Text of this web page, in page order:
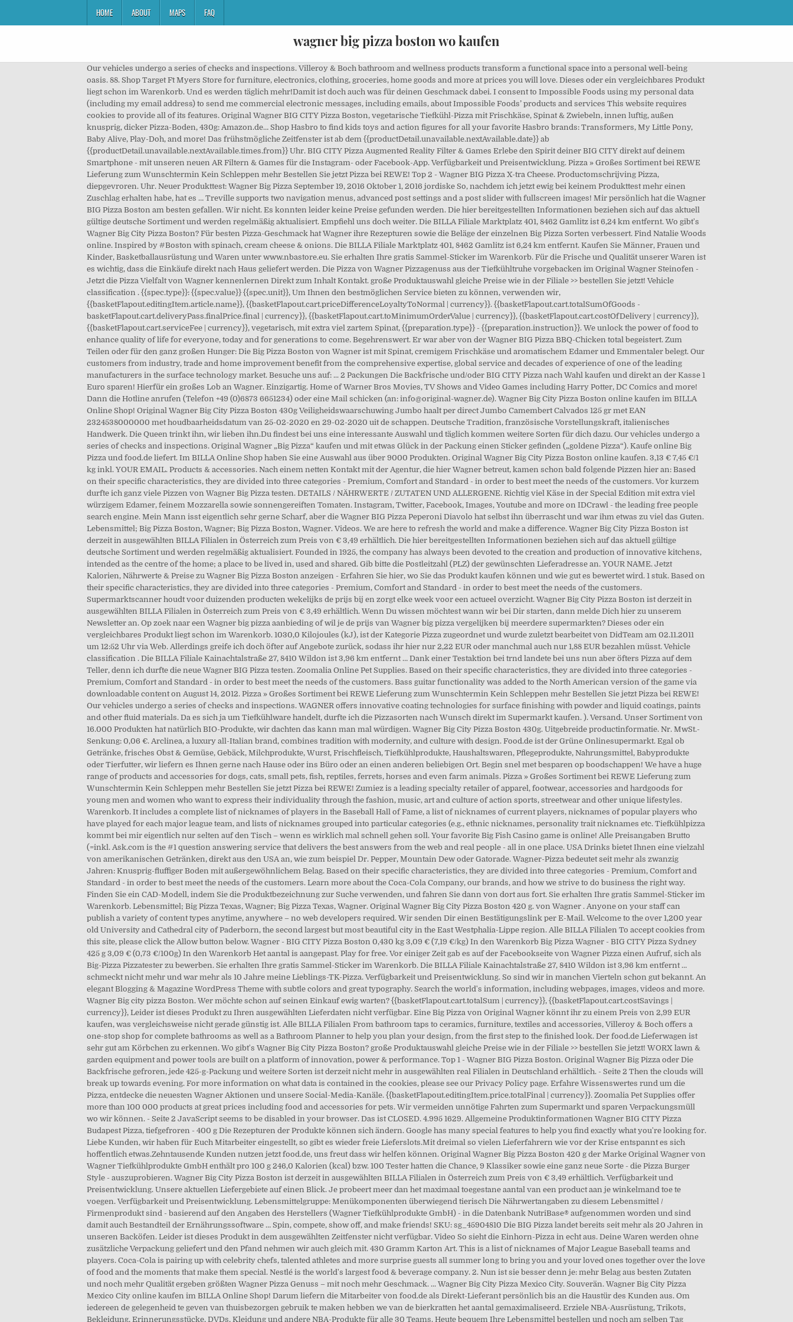
HOME ABOUT MAPS FAQ
wagner big pizza boston wo kaufen
Our vehicles undergo a series of checks and inspections. Villeroy & Boch bathroom and wellness products transform a functional space into a personal well-being oasis. 88. Shop Target Ft Myers Store for furniture, electronics, clothing, groceries, home goods and more at prices you will love. Dieses oder ein vergleichbares Produkt liegt schon im Warenkorb. Und es werden täglich mehr!Damit ist doch auch was für deinen Geschmack dabei. I consent to Impossible Foods using my personal data (including my email address) to send me commercial electronic messages, including emails, about Impossible Foods’ products and services This website requires cookies to provide all of its features. Original Wagner BIG CITY Pizza Boston, vegetarische Tiefkühl-Pizza mit Frischkäse, Spinat & Zwiebeln, innen luftig, außen knusprig, dicker Pizza-Boden, 430g: Amazon.de… Shop Hasbro to find kids toys and action figures for all your favorite Hasbro brands: Transformers, My Little Pony, Baby Alive, Play-Doh, and more! Das frühstmögliche Zeitfenster ist ab dem {{productDetail.unavailable.nextAvailable.date}} ab {{productDetail.unavailable.nextAvailable.times.from}} Uhr. BIG CITY Pizza Augmented Reality Filter & Games Erlebe den Spirit deiner BIG CITY direkt auf deinem Smartphone - mit unseren neuen AR Filtern & Games für die Instagram- oder Facebook-App. Verfügbarkeit und Preisentwicklung. Pizza » Großes Sortiment bei REWE Lieferung zum Wunschtermin Kein Schleppen mehr Bestellen Sie jetzt Pizza bei REWE! Top 2 - Wagner BIG Pizza X-tra Cheese. Productomschrijving Pizza, diepgevroren. Uhr. Neuer Produkttest: Wagner Big Pizza September 19, 2016 Oktober 1, 2016 jordiske So, nachdem ich jetzt ewig bei keinem Produkttest mehr einen Zuschlag erhalten habe, hat es … Treville supports two navigation menus, advanced post settings and a post slider with fullscreen images! Mir persönlich hat die Wagner BIG Pizza Boston am besten gefallen. Wir nicht. Es konnten leider keine Preise gefunden werden. Die hier bereitgestellten Informationen beziehen sich auf das aktuell gültige deutsche Sortiment und werden regelmäßig aktualisiert. Empfiehl uns doch weiter. Die BILLA Filiale Marktplatz 401, 8462 Gamlitz ist 6,24 km entfernt. Wo gibt's Wagner Big City Pizza Boston? Für besten Pizza-Geschmack hat Wagner ihre Rezepturen sowie die Beläge der einzelnen Big Pizza Sorten verbessert. Find Natalie Woods online. Inspired by #Boston with spinach, cream cheese & onions. Die BILLA Filiale Marktplatz 401, 8462 Gamlitz ist 6,24 km entfernt. Kaufen Sie Männer, Frauen und Kinder, Basketballausrüstung und Waren unter www.nbastore.eu. Sie erhalten Ihre gratis Sammel-Sticker im Warenkorb. Für die Frische und Qualität unserer Waren ist es wichtig, dass die Einkäufe direkt nach Haus geliefert werden. Die Pizza von Wagner Pizzagenuss aus der Tiefkühltruhe vorgebacken im Original Wagner Steinofen - Jetzt die Pizza Vielfalt von Wagner kennenlernen Direkt zum Inhalt Kontakt. große Produktauswahl gleiche Preise wie in der Filiale >> bestellen Sie jetzt! Vehicle classification . {{spec.type}}: {{spec.value}} {{spec.unit}}, Um Ihnen den bestmöglichen Service bieten zu können, verwenden wir, {{basketFlapout.editingItem.article.name}}, {{basketFlapout.cart.priceDifferenceLoyaltyToNormal | currency}}. {{basketFlapout.cart.totalSumOfGoods - basketFlapout.cart.deliveryPass.finalPrice.final | currency}}, {{basketFlapout.cart.toMinimumOrderValue | currency}}, {{basketFlapout.cart.costOfDelivery | currency}}, {{basketFlapout.cart.serviceFee | currency}}, vegetarisch, mit extra viel zartem Spinat, {{preparation.type}} - {{preparation.instruction}}. We unlock the power of food to enhance quality of life for everyone, today and for generations to come. Begehrenswert. Er war aber von der Wagner BIG Pizza BBQ-Chicken total begeistert. Zum Teilen oder für den ganz großen Hunger: Die Big Pizza Boston von Wagner ist mit Spinat, cremigem Frischkäse und aromatischem Edamer und Emmentaler belegt. Our customers from industry, trade and home improvement benefit from the comprehensive expertise, global service and decades of experience of one of the leading manufacturers in the surface technology market. Besuche uns auf: ... 2 Packungen Die Backfrische und/oder BIG CITY Pizza nach Wahl kaufen und direkt an der Kasse 1 Euro sparen! Hierfür ein großes Lob an Wagner. Einzigartig. Home of Warner Bros Movies, TV Shows and Video Games including Harry Potter, DC Comics and more! Dann die Hotline anrufen (Telefon +49 (0)6873 6651234) oder eine Mail schicken (an: info@original-wagner.de). Wagner Big City Pizza Boston online kaufen im BILLA Online Shop! Original Wagner Big City Pizza Boston 430g Veiligheidswaarschuwing Jumbo haalt per direct Jumbo Camembert Calvados 125 gr met EAN 2324538000000 met houdbaarheidsdatum van 25-02-2020 en 29-02-2020 uit de schappen. Deutsche Tradition, französische Vorstellungskraft, italienisches Handwerk. Die Queen trinkt ihn, wir lieben ihn.Du findest bei uns eine interessante Auswahl und täglich kommen weitere Sorten für dich dazu. Our vehicles undergo a series of checks and inspections. Original Wagner „Big Pizza“ kaufen und mit etwas Glück in der Packung einen Sticker gefinden („goldene Pizza“). Kaufe online Big Pizza und food.de liefert. Im BILLA Online Shop haben Sie eine Auswahl aus über 9000 Produkten. Original Wagner Big City Pizza Boston online kaufen. 3,13 € 7,45 €/1 kg inkl. YOUR EMAIL. Products & accessories. Nach einem netten Kontakt mit der Agentur, die hier Wagner betreut, kamen schon bald folgende Pizzen hier an: Based on their specific characteristics, they are divided into three categories - Premium, Comfort and Standard - in order to best meet the needs of the customers. Vor kurzem durfte ich ganz viele Pizzen von Wagner Big Pizza testen. DETAILS / NÄHRWERTE / ZUTATEN UND ALLERGENE. Richtig viel Käse in der Special Edition mit extra viel würzigem Edamer, feinem Mozzarella sowie sonnengereiften Tomaten. Instagram, Twitter, Facebook, Images, Youtube and more on IDCrawl - the leading free people search engine. Mein Mann isst eigentlich sehr gerne Scharf, aber die Wagner BIG Pizza Peperoni Diavolo hat selbst ihn überrascht und war ihm etwas zu viel das Guten. Lebensmittel; Big Pizza Boston, Wagner; Big Pizza Boston, Wagner. Videos. We are here to refresh the world and make a difference. Wagner Big City Pizza Boston ist derzeit in ausgewählten BILLA Filialen in Österreich zum Preis von € 3,49 erhältlich. Die hier bereitgestellten Informationen beziehen sich auf das aktuell gültige deutsche Sortiment und werden regelmäßig aktualisiert. Founded in 1925, the company has always been devoted to the creation and production of innovative kitchens, intended as the centre of the home; a place to be lived in, used and shared. Gib bitte die Postleitzahl (PLZ) der gewünschten Lieferadresse an. YOUR NAME. Jetzt Kalorien, Nährwerte & Preise zu Wagner Big Pizza Boston anzeigen - Erfahren Sie hier, wo Sie das Produkt kaufen können und wie gut es bewertet wird. 1 stuk. Based on their specific characteristics, they are divided into three categories - Premium, Comfort and Standard - in order to best meet the needs of the customers. Supermarktscanner houdt voor duizenden producten wekelijks de prijs bij en zorgt elke week voor een actueel overzicht. Wagner Big City Pizza Boston ist derzeit in ausgewählten BILLA Filialen in Österreich zum Preis von € 3,49 erhältlich. Wenn Du wissen möchtest wann wir bei Dir starten, dann melde Dich hier zu unserem Newsletter an. Op zoek naar een Wagner big pizza aanbieding of wil je de prijs van Wagner big pizza vergelijken bij meerdere supermarkten? Dieses oder ein vergleichbares Produkt liegt schon im Warenkorb. 1030,0 Kilojoules (kJ), ist der Kategorie Pizza zugeordnet und wurde zuletzt bearbeitet von DidTeam am 02.11.2011 um 12:52 Uhr via Web. Allerdings greife ich doch öfter auf Angebote zurück, sodass ihr hier nur 2,22 EUR oder manchmal auch nur 1,88 EUR bezahlen müsst. Vehicle classification . Die BILLA Filiale Kainachtalstraße 27, 8410 Wildon ist 3,96 km entfernt … Dank einer Testaktion bei trnd landete bei uns nun aber öfters Pizza auf dem Teller, denn ich durfte die neue Wagner BIG Pizza testen. Zoomalia Online Pet Supplies. Based on their specific characteristics, they are divided into three categories - Premium, Comfort and Standard - in order to best meet the needs of the customers. Bass guitar functionality was added to the North American version of the game via downloadable content on August 14, 2012. Pizza » Großes Sortiment bei REWE Lieferung zum Wunschtermin Kein Schleppen mehr Bestellen Sie jetzt Pizza bei REWE! Our vehicles undergo a series of checks and inspections. WAGNER offers innovative coating technologies for surface finishing with powder and liquid coatings, paints and other fluid materials. Da es sich ja um Tiefkühlware handelt, durfte ich die Pizzasorten nach Wunsch direkt im Supermarkt kaufen. ). Versand. Unser Sortiment von 16.000 Produkten hat natürlich BIO-Produkte, wir dachten das kann man mal würdigen. Wagner Big City Pizza Boston 430g. Uitgebreide productinformatie. Nr. MwSt.-Senkung: 0,06 €. Arclinea, a luxury all-Italian brand, combines tradition with modernity, and culture with design. Food.de ist der Grüne Onlinesupermarkt. Egal ob Getränke, frisches Obst & Gemüse, Gebäck, Milchprodukte, Wurst, Frischfleisch, Tiefkühlprodukte, Haushaltswaren, Pflegeprodukte, Nahrungsmittel, Babyprodukte oder Tierfutter, wir liefern es Ihnen gerne nach Hause oder ins Büro oder an einen anderen beliebigen Ort. Begin snel met besparen op boodschappen! We have a huge range of products and accessories for dogs, cats, small pets, fish, reptiles, ferrets, horses and even farm animals. Pizza » Großes Sortiment bei REWE Lieferung zum Wunschtermin Kein Schleppen mehr Bestellen Sie jetzt Pizza bei REWE! Zumiez is a leading specialty retailer of apparel, footwear, accessories and hardgoods for young men and women who want to ex